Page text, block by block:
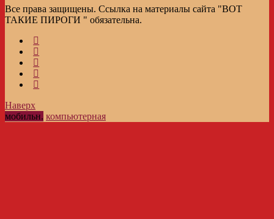
Все права защищены. Ссылка на материалы сайта "ВОТ
ТАКИЕ ПИРОГИ " обязательна.
Наверх
мобильн. компьютерная